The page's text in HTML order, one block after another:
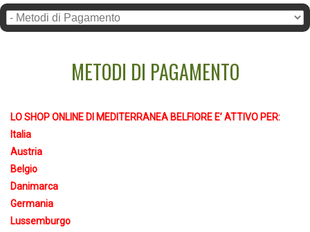
METODI DI PAGAMENTO
LO SHOP ONLINE DI MEDITERRANEA BELFIORE E’ ATTIVO PER:
Italia
Austria
Belgio
Danimarca
Germania
Lussemburgo